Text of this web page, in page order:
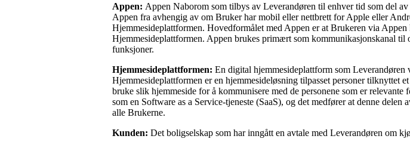
Appen: Appen Naborom som tilbys av Leverandøren til enhver tid som del
Appen fra avhengig av om Bruker har mobil eller nettbrett for Apple eller
Hjemmesideplattformen. Hovedformålet med Appen er at Brukeren via
Hjemmesideplattformen. Appen brukes primært som kommunikasjonskanal
funksjoner.
Hjemmesideplattformen: En digital hjemmesideplattform som
Hjemmesideplattformen er en hjemmesideløsning tilpasset personer tilknyttet
bruke slik hjemmeside for å kommunisere med de personene som er
som en Software as a Service-tjeneste (SaaS), og det medfører at denne
alle Brukerne.
Kunden: Det boligselskap som har inngått en avtale med Leverandøren om